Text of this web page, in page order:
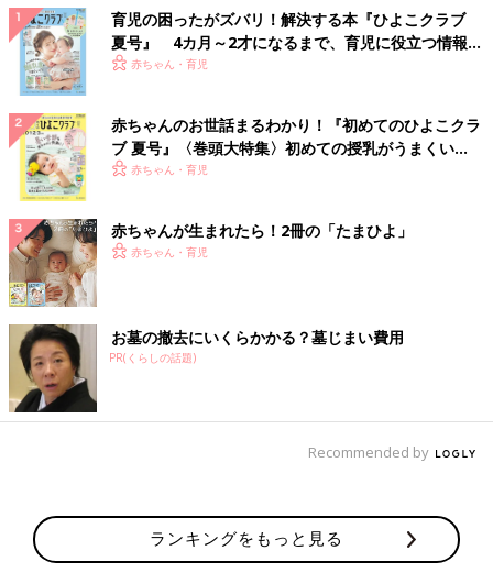
育児の困ったがズバリ！解決する本『ひよこクラブ
夏号』 4カ月～2才になるまで、育児に役立つ情報が
いっぱい！
赤ちゃん・育児
赤ちゃんのお世話まるわかり！『初めてのひよこクラ
ブ 夏号』〈巻頭大特集〉初めての授乳がうまくい
く！ おっぱい・ミルクの基本と夏のトラブル 解決テ
赤ちゃん・育児
赤ちゃんが生まれたら！2冊の「たまひよ」
赤ちゃん・育児
お墓の撤去にいくらかかる？墓じまい費用
PR(くらしの話題)
Recommended by
ランキングをもっと見る